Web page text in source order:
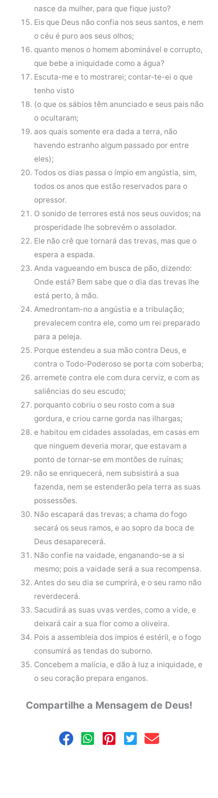
nasce da mulher, para que fique justo?
Eis que Deus não confia nos seus santos, e nem
o céu é puro aos seus olhos;
quanto menos o homem abominável e corrupto,
que bebe a iniquidade como a água?
Escuta-me e to mostrarei; contar-te-ei o que
tenho visto
(o que os sábios têm anunciado e seus pais não
o ocultaram;
aos quais somente era dada a terra, não
havendo estranho algum passado por entre
eles);
Todos os dias passa o ímpio em angústia, sim,
todos os anos que estão reservados para o
opressor.
O sonido de terrores está nos seus ouvidos; na
prosperidade lhe sobrevém o assolador.
Ele não crê que tornará das trevas, mas que o
espera a espada.
Anda vagueando em busca de pão, dizendo:
Onde está? Bem sabe que o dia das trevas lhe
está perto, à mão.
Amedrontam-no a angústia e a tribulação;
prevalecem contra ele, como um rei preparado
para a peleja.
Porque estendeu a sua mão contra Deus, e
contra o Todo-Poderoso se porta com soberba;
arremete contra ele com dura cerviz, e com as
saliências do seu escudo;
porquanto cobriu o seu rosto com a sua
gordura, e criou carne gorda nas ilhargas;
e habitou em cidades assoladas, em casas em
que ninguem deveria morar, que estavam a
ponto de tornar-se em montões de ruínas;
não se enriquecerá, nem subsistirá a sua
fazenda, nem se estenderão pela terra as suas
possessões.
Não escapará das trevas; a chama do fogo
secará os seus ramos, e ao sopro da boca de
Deus desaparecerá.
Não confie na vaidade, enganando-se a si
mesmo; pois a vaidade será a sua recompensa.
Antes do seu dia se cumprirá, e o seu ramo não
reverdecerá.
Sacudirá as suas uvas verdes, como a vide, e
deixará cair a sua flor como a oliveira.
Pois a assembleia dos ímpios é estéril, e o fogo
consumirá as tendas do suborno.
Concebem a malícia, e dão à luz a iniquidade, e
o seu coração prepara enganos.
Compartilhe a Mensagem de Deus!